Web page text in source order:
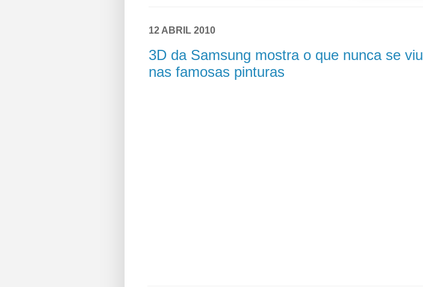
12 ABRIL 2010
3D da Samsung mostra o que nunca se viu
nas famosas pinturas